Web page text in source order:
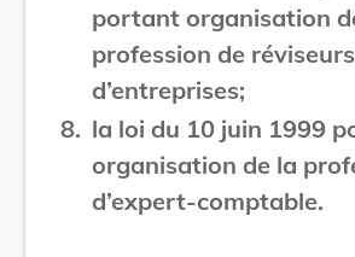
portant organisation
profession de réviseurs
d’entreprises;
8. la loi du 10 juin 1999
organisation de la
d’expert-comptable.